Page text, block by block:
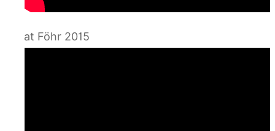
at Föhr 2015